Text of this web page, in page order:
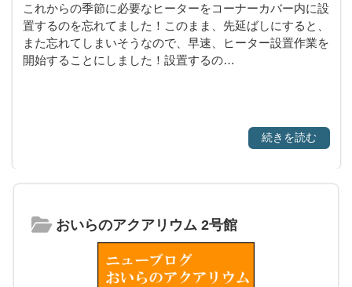
これからの季節に必要なヒーターをコーナーカバー内に設
置するのを忘れてました！このまま、先延ばしにすると、
また忘れてしまいそうなので、早速、ヒーター設置作業を
開始することにしました！設置するの…
続きを読む
おいらのアクアリウム 2号館